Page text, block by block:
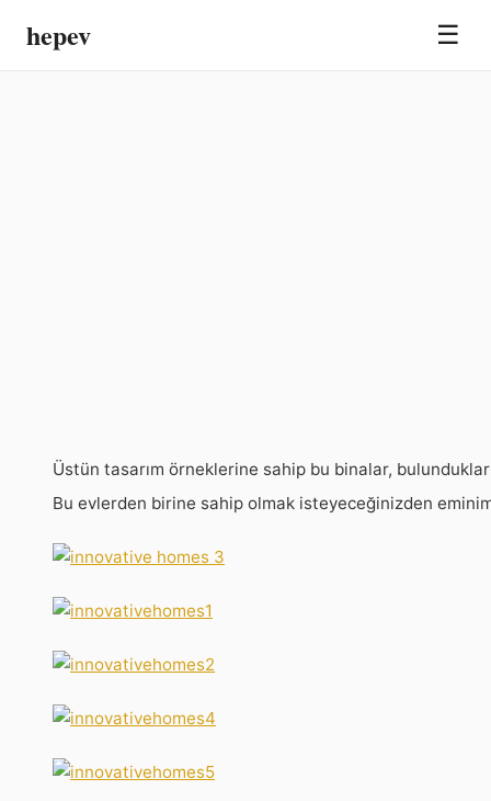
hepev ☰
Üstün tasarım örneklerine sahip bu binalar,
Bu evlerden birine sahip olmak isteyeceğinizden